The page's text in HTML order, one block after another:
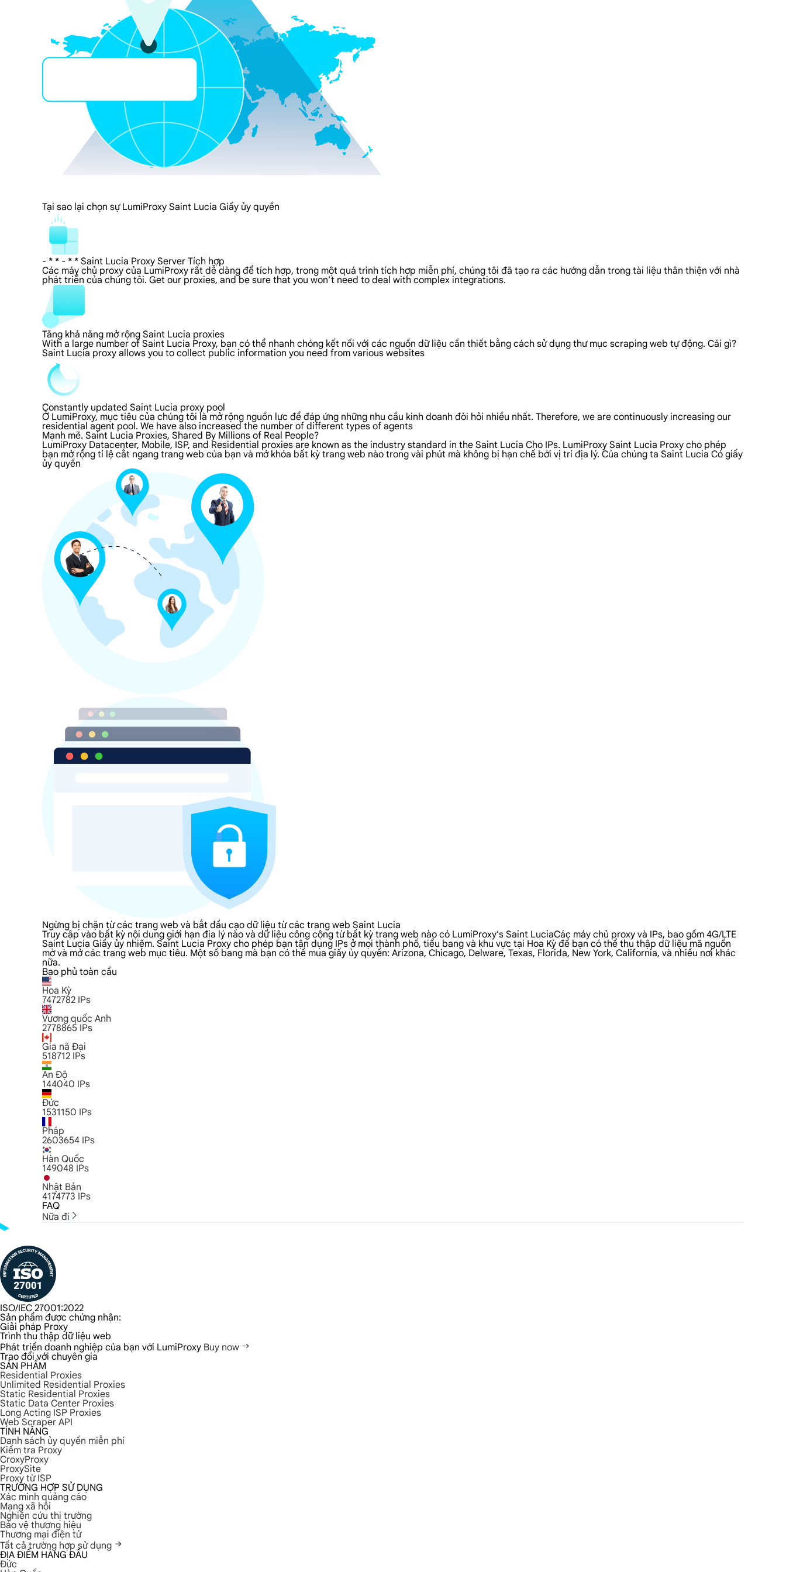
Tại sao lại chọn sự LumiProxy Saint Lucia Giấy ủy quyền
- * * - * * Saint Lucia Proxy Server Tích hợp
Các máy chủ proxy của LumiProxy rất dễ dàng để tích hợp, trong một quá trình tích hợp miễn phí, chúng tôi đã tạo ra các hướng dẫn trong tài liệu thân thiện với nhà
phát triển của chúng tôi. Get our proxies, and be sure that you won’t need to deal with complex integrations.
Tăng khả năng mở rộng Saint Lucia proxies
With a large number of Saint Lucia Proxy, bạn có thể nhanh chóng kết nối với các nguồn dữ liệu cần thiết bằng cách sử dụng thư mục scraping web tự động. Cái gì?
Saint Lucia proxy allows you to collect public information you need from various websites
Constantly updated Saint Lucia proxy pool
Ở LumiProxy, mục tiêu của chúng tôi là mở rộng nguồn lực để đáp ứng những nhu cầu kinh doanh đòi hỏi nhiều nhất. Therefore, we are continuously increasing our
residential agent pool. We have also increased the number of different types of agents
Mạnh mẽ. Saint Lucia Proxies, Shared By Millions of Real People?
LumiProxy Datacenter, Mobile, ISP, and Residential proxies are known as the industry standard in the Saint Lucia Cho IPs. LumiProxy Saint Lucia Proxy cho phép
bạn mở rộng tỉ lệ cắt ngang trang web của bạn và mở khóa bất kỳ trang web nào trong vài phút mà không bị hạn chế bởi vị trí địa lý. Của chúng ta Saint Lucia Có giấy
ủy quyền
Ngừng bị chặn từ các trang web và bắt đầu cạo dữ liệu từ các trang web Saint Lucia
Truy cập vào bất kỳ nội dung giới hạn địa lý nào và dữ liệu công cộng từ bất kỳ trang web nào có LumiProxy's Saint LuciaCác máy chủ proxy và IPs, bao gồm 4G/LTE
Saint Lucia Giấy ủy nhiệm. Saint Lucia Proxy cho phép bạn tận dụng IPs ở mọi thành phố, tiểu bang và khu vực tại Hoa Kỳ để bạn có thể thu thập dữ liệu mã nguồn
mở và mở các trang web mục tiêu. Một số bang mà bạn có thể mua giấy ủy quyền: Arizona, Chicago, Delware, Texas, Florida, New York, California, và nhiều nơi khác
nữa.
Bao phủ toàn cầu
Hoa Kỳ
7472782 IPs
Vương quốc Anh
2778865 IPs
Gia nã Đại
518712 IPs
Ấn Độ
144040 IPs
Đức
1531150 IPs
Pháp
2603654 IPs
Hàn Quốc
149048 IPs
Nhật Bản
4174773 IPs
FAQ
Nữa đi
ISO/IEC 27001:2022
Sản phẩm được chứng nhận:
Giải pháp Proxy
Trình thu thập dữ liệu web
Phát triển doanh nghiệp của bạn với LumiProxy Buy now
Trao đổi với chuyên gia
SẢN PHẨM
Residential Proxies
Unlimited Residential Proxies
Static Residential Proxies
Static Data Center Proxies
Long Acting ISP Proxies
Web Scraper API
TÍNH NĂNG
Danh sách ủy quyền miễn phí
Kiểm tra Proxy
CroxyProxy
ProxySite
Proxy từ ISP
TRƯỜNG HỢP SỬ DỤNG
Xác minh quảng cáo
Mạng xã hội
Nghiên cứu thị trường
Bảo vệ thương hiệu
Thương mại điện tử
Tất cả trường hợp sử dụng
ĐỊA ĐIỂM HÀNG ĐẦU
Đức